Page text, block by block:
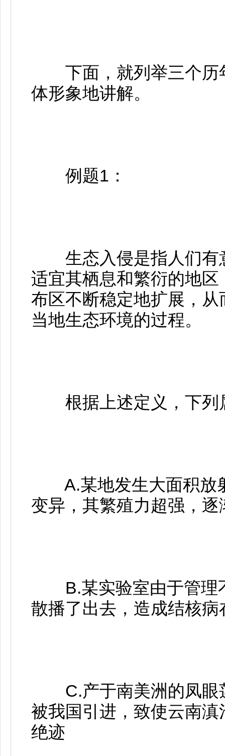
下面，就列举三个历
体形象地讲解。
例题1：
生态入侵是指人们有
适宜其栖息和繁衍的地
布区不断稳定地扩展，
当地生态环境的过程。
根据上述定义，下列
A.某地发生大面积放
变异，其繁殖力超强，
B.某实验室由于管理
散播了出去，造成结核
C.产于南美洲的凤眼
被我国引进，致使云南
绝迹